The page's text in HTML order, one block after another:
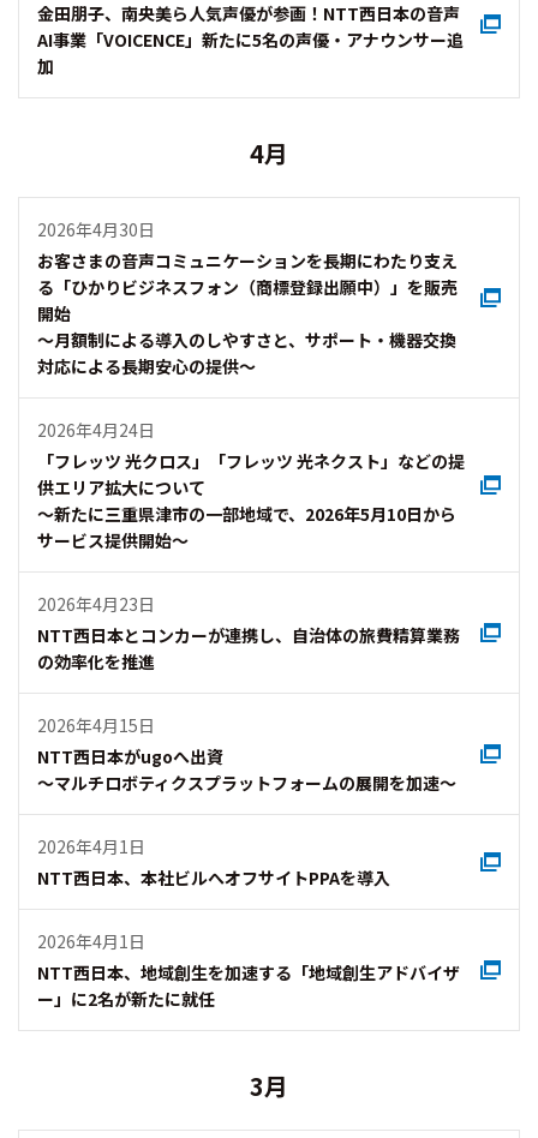
金田朋子、南央美ら人気声優が参画！NTT西日本の音声
AI事業「VOICENCE」新たに5名の声優・アナウンサー追
加
4月
2026年4月30日
お客さまの音声コミュニケーションを長期にわたり支え
る「ひかりビジネスフォン（商標登録出願中）」を販売
開始
～月額制による導入のしやすさと、サポート・機器交換
対応による長期安心の提供～
2026年4月24日
「フレッツ 光クロス」「フレッツ 光ネクスト」などの提
供エリア拡大について
～新たに三重県津市の一部地域で、2026年5月10日から
サービス提供開始～
2026年4月23日
NTT西日本とコンカーが連携し、自治体の旅費精算業務
の効率化を推進
2026年4月15日
NTT西日本がugoへ出資
～マルチロボティクスプラットフォームの展開を加速～
2026年4月1日
NTT西日本、本社ビルへオフサイトPPAを導入
2026年4月1日
NTT西日本、地域創生を加速する「地域創生アドバイザ
ー」に2名が新たに就任
3月